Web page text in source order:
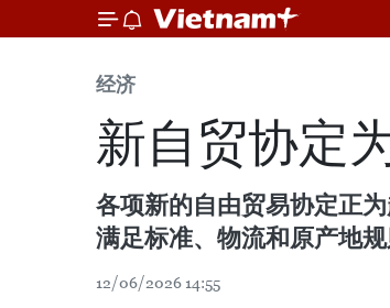
经济
新自贸协定
各项新的自由贸易协定正
满足标准、物流和原产地规
12/06/2026 14:55